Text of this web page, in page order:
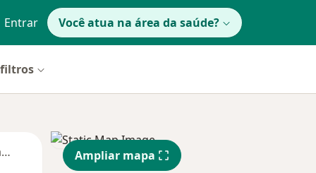
Entrar Você atua na área da saúde?
Segunda-feira Qua
12 Ago
Qui,
13 Ago
Ampliar mapa